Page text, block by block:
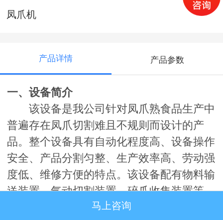
凤爪机
产品详情 产品参数
一、设备简介
该设备是我公司针对凤爪熟食品生产中
普遍存在凤爪切割难且不规则而设计的产
品。整个设备具有自动化程度高、设备操作
安全、产品分割匀整、生产效率高、劳动强
度低、维修方便的特点。该设备配有物料输
送装置、气动切割装置、碎爪收集装置等，
输送速度稳定，且变频可调，实现了连续切
马上咨询